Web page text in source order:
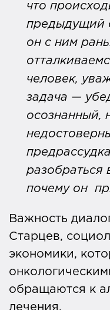
что
предыдущий
он с ним
человек,
задача —
осознанный,
разобраться
почему он
Важность
Старцев,
экономики,
обращаются к
лечения.